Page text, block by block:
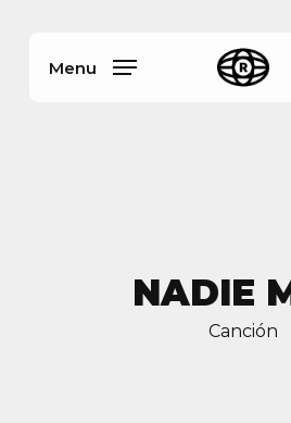
Menu
NADIE
Canción